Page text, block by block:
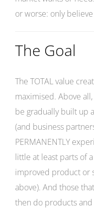
or worse: only
The Goal
The TOTAL value
maximised. Above all,
be gradually built up
(and business
PERMANENTLY
little at least parts of
improved product or
above). And those
then do products and